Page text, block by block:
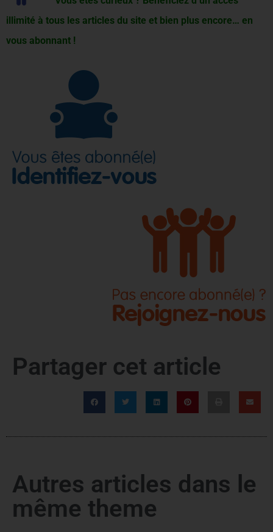
illimité à tous les articles du site et bien plus encore… en
vous abonnant !
Partager cet article
Autres articles dans le
même theme